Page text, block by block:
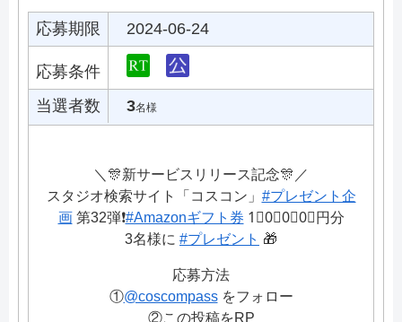
応募期限 2024-06-24
応募条件
当選者数
3名様
＼🎊新サービスリリース記念🎊／
スタジオ検索サイト「コスコン」 #プレゼント企
画第32弾❗️#Amazonギフト券 1⃣0⃣0⃣0⃣円分
3名様に #プレゼント 🎁
応募方法
①@coscompassをフォロー
②この投稿をRP